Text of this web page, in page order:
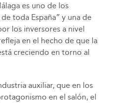
es uno de los
toda España” y una de
los inversores a nivel
en el hecho de que la
creciendo en torno al
auxiliar, que en los
en el salón, el